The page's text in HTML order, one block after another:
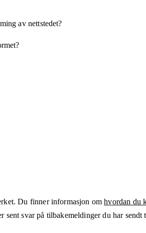
av nettstedet?
Du finner informasjon omhvordan du
sent svar på tilbakemeldinger du har sendt